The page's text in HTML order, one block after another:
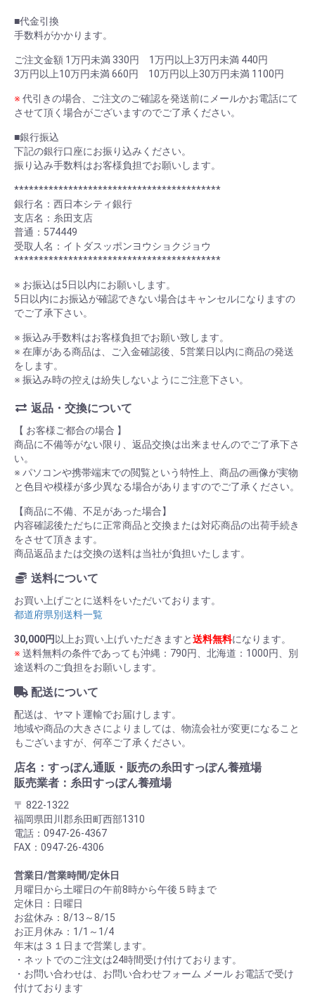
■代金引換
手数料がかかります。
ご注文金額 1万円未満 330円 1万円以上3万円未満 440円
3万円以上10万円未満 660円 10万円以上30万円未満 1100円
※ 代引きの場合、ご注文のご確認を発送前にメールかお電話にて
させて頂く場合がございますのでご了承ください。
■銀行振込
下記の銀行口座にお振り込みください。
振り込み手数料はお客様負担でお願いします。
******************************************
銀行名：西日本シティ銀行
支店名：糸田支店
普通：574449
受取人名：イトダスッポンヨウショクジョウ
******************************************
※ お振込は5日以内にお願いします。
5日以内にお振込が確認できない場合はキャンセルになりますの
でご了承下さい。
※ 振込み手数料はお客様負担でお願い致します。
※ 在庫がある商品は、ご入金確認後、5営業日以内に商品の発送
をします。
※ 振込み時の控えは紛失しないようにご注意下さい。
返品・交換について
【 お客様ご都合の場合 】
商品に不備等がない限り、返品交換は出来ませんのでご了承下さ
い。
※ パソコンや携帯端末での閲覧という特性上、商品の画像が実物
と色目や模様が多少異なる場合がありますのでご了承ください。
【商品に不備、不足があった場合】
内容確認後ただちに正常商品と交換または対応商品の出荷手続き
をさせて頂きます。
商品返品または交換の送料は当社が負担いたします。
送料について
お買い上げごとに送料をいただいております。
都道府県別送料一覧
30,000円 以上お買い上げいただきますと送料無料になります。
※ 送料無料の条件であっても沖縄：790円、北海道：1000円、別
途送料のご負担をお願いします。
配送について
配送は、ヤマト運輸でお届けします。
地域や商品の大きさによりましては、物流会社が変更になること
もございますが、何卒ご了承ください。
店名：すっぽん通販・販売の糸田すっぽん養殖場
販売業者：糸田すっぽん養殖場
〒 822-1322
福岡県田川郡糸田町西部1310
電話：0947-26-4367
FAX：0947-26-4306
営業日/営業時間/定休日
月曜日から土曜日の午前8時から午後５時まで
定休日：日曜日
お盆休み：8/13～8/15
お正月休み：1/1～1/4
年末は３１日まで営業します。
・ネットでのご注文は24時間受け付けております。
・お問い合わせは、お問い合わせフォーム メール お電話で受け
付けております